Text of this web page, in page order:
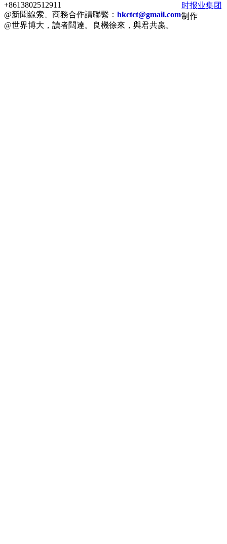
+8613802512911
@新聞線索、商務合作請聯繫： hkctct@gmail.com
@世界博大，讀者闊達。良機徐來，與君共嬴。
时报业集团
制作